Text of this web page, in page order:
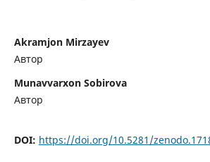
Akramjon Mirzayev
Автор
Munavvarxon Sobirova
Автор
DOI: https://doi.org/10.5281/